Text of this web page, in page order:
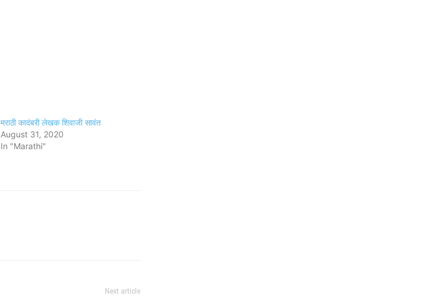
मराठी कादंबरी लेखक शिवाजी सावंत
August 31, 2020
In "Marathi"
Next article